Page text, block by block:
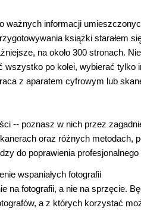
ważnych informacji
książki starałem
na około 300 stronach.
po kolei, wybierać tylko
z aparatem cyfrowym lub
-- poznasz w nich przez
oraz różnych metodach,
do poprawienia
wspaniałych fotografii
na fotografii, a nie na sprzęcie.
a z których korzystać